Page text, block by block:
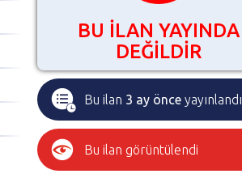
BU İLAN YAYINDA
DEĞİLDİR
Bu ilan 3 ay önce yayınlandı
Bu ilan görüntülendi